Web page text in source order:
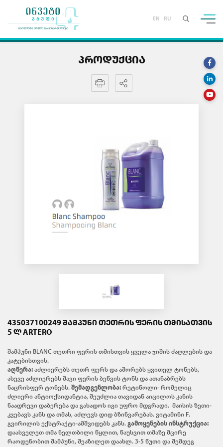
EN RU
ᲞᲠᲝᲓᲣᲥᲪᲘᲐ
435037100249 ᲨᲐᲛᲞᲣᲜᲘ ᲗᲔᲗᲠᲘᲡ ᲤᲔᲠᲘᲡ ᲗᲛᲘᲡᲐᲗᲕᲘᲡ
5 Ლ ARTERO
შამპუნი BLANC თეთრი ფერის თმისთვის ყველა ჯიშის ძაღლების და
კატებისთვის.
აღწერა: აძლიერებს თეთრ ფერს და აშორებს ყვითელ ტონებს,
ასევე აძლიერებს შავი ფერის ბეწვის ტონს და ათანაბრებს
ნაცრისფერ ტონებს. შემადგენლობა: რეტინოლი- რომელიც
ძლიერი ანტიოქსიდანტია, შეუძლია თავიდან აიცილოს კანის
ნაადრევი დაბერება და გახადოს იგი უფრო მდგრადი. მაისის ზეთი-
კვებავს კანს და თმას, აძლევს დიდ ბზინვარებას. ვიტამინი F.
გვირილის ექსტრაქტი-ამშვიდებს კანს. გამოყენების ინსტრუქცია:
დაასველეთ თმა ნელთბილი წყლით, წაუსვით თმაზე მცირე
რაოდენობით შამპუნი, შეაზილეთ დაახლ. 3-5 წუთი და შემდეგ